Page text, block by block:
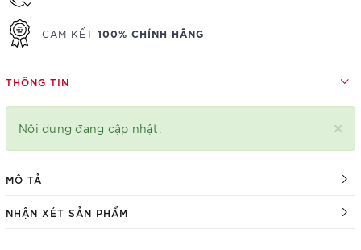
CAM KẾT 100% CHÍNH HÃNG
THÔNG TIN
×
Nội dung đang cập nhật.
MÔ TẢ
NHẬN XÉT SẢN PHẨM